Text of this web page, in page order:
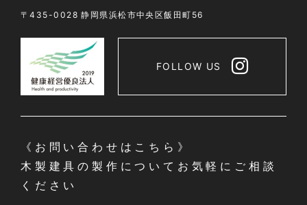
〒435-0028 静岡県浜松市中央区飯田町56
FOLLOW US
《お問い合わせはこちら》
木製建具の製作についてお気軽にご相談
ください